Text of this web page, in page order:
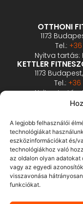
A legjobb felhasználói
technológiákat
eszközinformációkat és/
technológiákhoz való
az oldalon olyan adatokat
vagy az egyedi
visszavonása
funkciókat.
OTTHONI
1173
Tel.: +36
Nyitva tartás:
KETTLER
1173
Tel.: +36
Nyitva tartás:
Nyitva tartás:
ÁSZF